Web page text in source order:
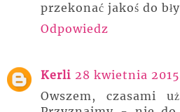
przekonać jakoś do
Odpowiedz
Kerli 28 kwietnia 2015
Owszem, czasami